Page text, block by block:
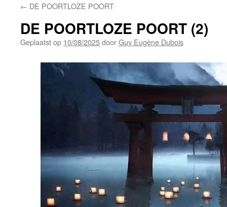
← DE POORTLOZE POORT
DE POORTLOZE POORT (2)
Geplaatst op 10/08/2025doorGuy Eugène Dubois